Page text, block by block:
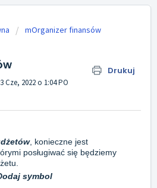
mOrganizer finansów
Drukuj
2022 o 1:04 PO
, konieczne jest
posługiwać się będziemy
symbol